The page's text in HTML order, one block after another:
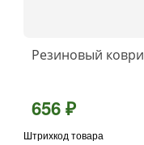
Резиновый
656 ₽
Штрихкод товара